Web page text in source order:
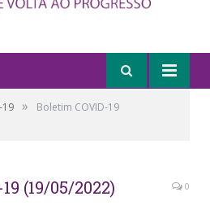
19 »
Boletim COVID-19
(19/05/2022) 0